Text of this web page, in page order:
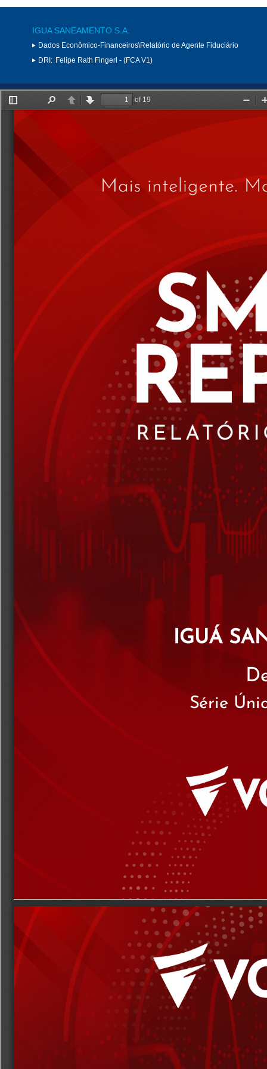
IGUA SANEAMENTO S.A.
Dados Econômico-Financeiros\Relatório de Agente Fiduciário
DRI: Felipe Rath Fingerl - (FCA V1)